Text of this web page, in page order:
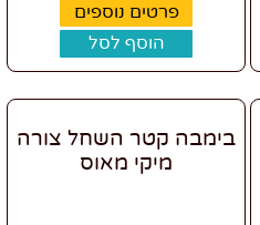
פרטים נוספים
הוסף לסל
בימבה קטר השחל צורה
מיקי מאוס